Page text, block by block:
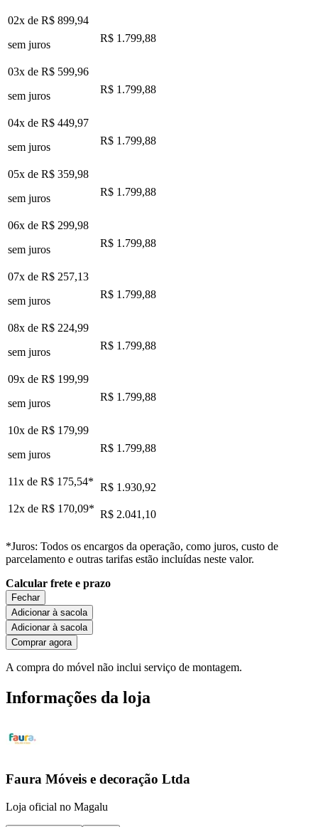
02x de R$ 899,94
sem juros
R$ 1.799,88
03x de R$ 599,96
sem juros
R$ 1.799,88
04x de R$ 449,97
sem juros
R$ 1.799,88
05x de R$ 359,98
sem juros
R$ 1.799,88
06x de R$ 299,98
sem juros
R$ 1.799,88
07x de R$ 257,13
sem juros
R$ 1.799,88
08x de R$ 224,99
sem juros
R$ 1.799,88
09x de R$ 199,99
sem juros
R$ 1.799,88
10x de R$ 179,99
sem juros
R$ 1.799,88
11x de R$ 175,54* R$ 1.930,92
12x de R$ 170,09* R$ 2.041,10
*Juros: Todos os encargos da operação, como juros, custo de
parcelamento e outras tarifas estão incluídas neste valor.
Calcular frete e prazo
Fechar
Adicionar à sacola
Adicionar à sacola
Comprar agora
A compra do móvel não inclui serviço de montagem.
Informações da loja
Faura Móveis e decoração Ltda
Loja oficial no Magalu